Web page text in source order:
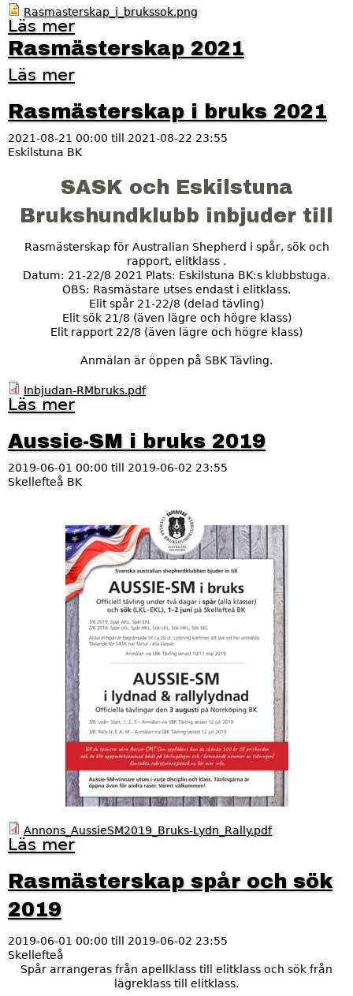
i
n
g
?
Rasmasterskap_i_brukssok.png
Läs mer
m
R
s
ä
s
t
e
s
k
a
p
s
ö
k
Rasmästerskap 2021
Läs mer
m
R
a
s
m
ä
t
r
k
p
2
2
1
Rasmästerskap i bruks 2021
2021-08-21 00:00 till 2021-08-22 23:55
Eskilstuna BK
SASK och Eskilstuna
Brukshundklubb inbjuder till
Rasmästerskap för Australian Shepherd i spår, sök och
rapport, elitklass .
Datum: 21-22/8 2021 Plats: Eskilstuna BK:s klubbstuga.
OBS: Rasmästare utses endast i elitklass.
Elit spår 21-22/8 (delad tävling)
Elit sök 21/8 (även lägre och högre klass)
Elit rapport 22/8 (även lägre och högre klass)
Anmälan är öppen på SBK Tävling.
Inbjudan-RMbruks.pdf
Läs mer
m
R
a
s
m
ä
e
r
s
k
a
p
i
b
r
u
k
s
2
0
2
1
Aussie-SM i bruks 2019
2019-06-01 00:00 till 2019-06-02 23:55
Skellefteå BK
e
S
M
0
Annons_AussieSM2019_Bruks-Lydn_Rally.pdf
Läs mer
m
A
u
e
S
Rasmästerskap spår och sök
2019
2019-06-01 00:00 till 2019-06-02 23:55
Skellefteå
Spår arrangeras från apellklass till elitklass och sök från
lägreklass till elitklass.